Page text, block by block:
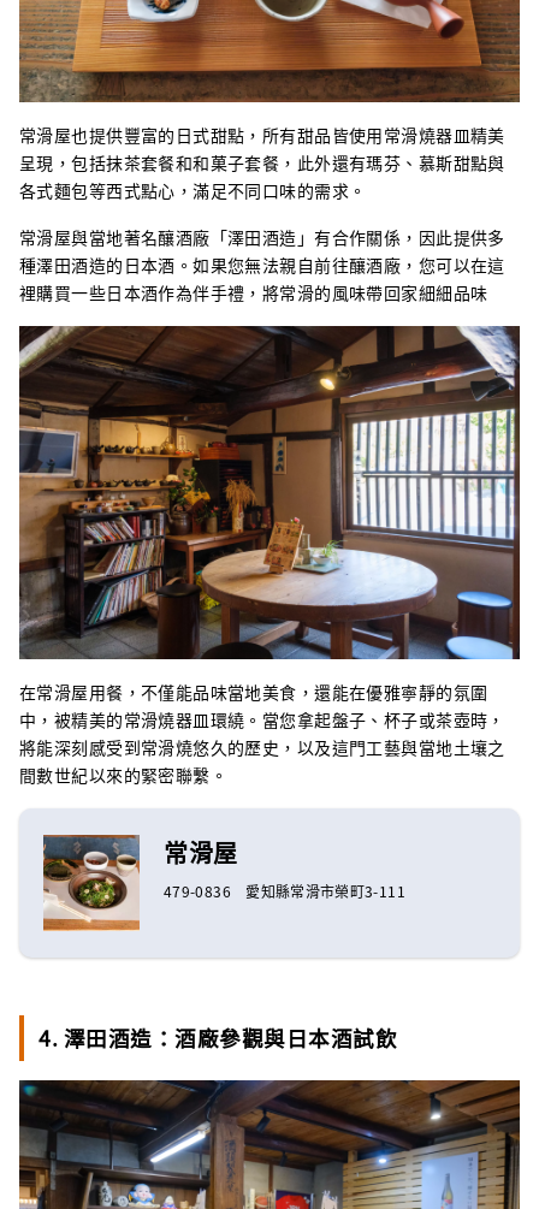
常滑屋也提供豐富的日式甜點，所有甜品皆使用常滑燒器皿精美
呈現，包括抹茶套餐和和菓子套餐，此外還有瑪芬、慕斯甜點與
各式麵包等西式點心，滿足不同口味的需求。
常滑屋與當地著名釀酒廠「澤田酒造」有合作關係，因此提供多
種澤田酒造的日本酒。如果您無法親自前往釀酒廠，您可以在這
裡購買一些日本酒作為伴手禮，將常滑的風味帶回家細細品味
在常滑屋用餐，不僅能品味當地美食，還能在優雅寧靜的氛圍
中，被精美的常滑燒器皿環繞。當您拿起盤子、杯子或茶壺時，
將能深刻感受到常滑燒悠久的歷史，以及這門工藝與當地土壤之
間數世紀以來的緊密聯繫。
常滑屋
479-0836 愛知縣常滑市榮町3-111
4. 澤田酒造：酒廠參觀與日本酒試飲